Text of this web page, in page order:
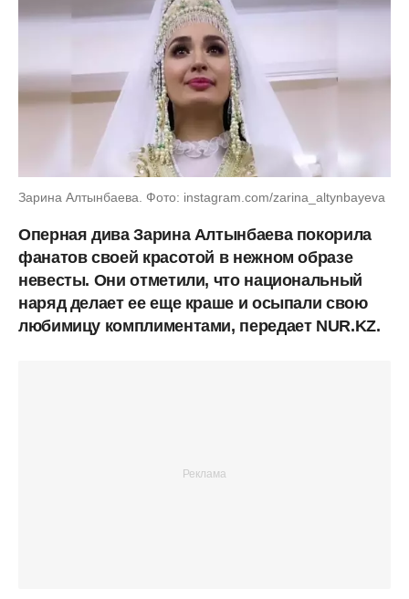
Зарина Алтынбаева. Фото: instagram.com/zarina_altynbayeva
Оперная дива Зарина Алтынбаева покорила
фанатов своей красотой в нежном образе
невесты. Они отметили, что национальный
наряд делает ее еще краше и осыпали свою
любимицу комплиментами, передает NUR.KZ.